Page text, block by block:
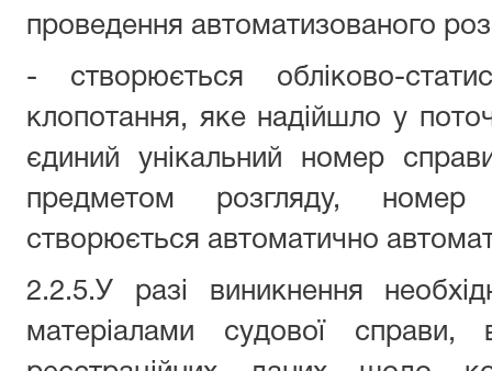
проведення автоматизованого
- створюється обліково-
клопотання, яке надійшло у
єдиний унікальний номер
предметом розгляду,
створюється автоматично
2.2.5.У разі виникнення
матеріалами судової справи,